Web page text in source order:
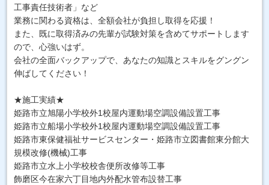
工事責任技術者」など
業務に関わる資格は、全額会社が負担し取得を応援！
また、既に取得済みの先輩が試験対策を含めてサポートします
ので、心強いはず。
会社の全面バックアップで、あなたの知識とスキルをグングン
伸ばしてください！
★施工実績★
姫路市立旭陽小学校外1校屋内運動場空調設備設置工事
姫路市立船場小学校外1校屋内運動場空調設備設置工事
姫路市東保健福祉サービスセンター・姫路市立図書館東分館大
規模改修(機械)工事
姫路市立水上小学校校舎便所改修等工事
飾磨区今在家六丁目地内外配水管布設替工事